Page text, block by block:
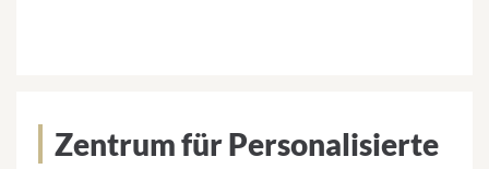
Zentrum für Personalisierte